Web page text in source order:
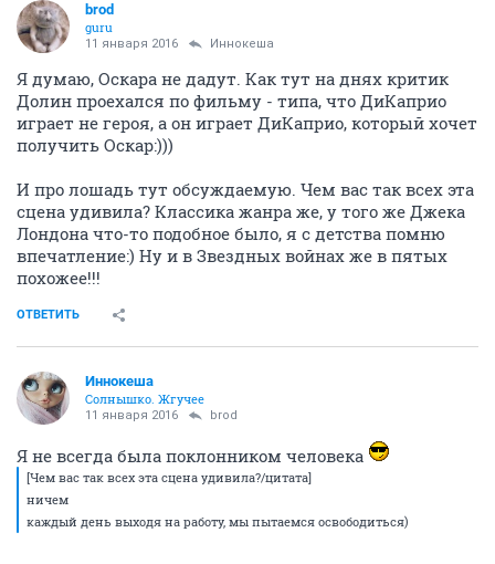
brod
guru
11 января 2016 Иннокеша
Я думаю, Оскара не дадут. Как тут на днях критик
Долин проехался по фильму - типа, что ДиКаприо
играет не героя, а он играет ДиКаприо, который хочет
получить Оскар:)))
И про лошадь тут обсуждаемую. Чем вас так всех эта
сцена удивила? Классика жанра же, у того же Джека
Лондона что-то подобное было, я с детства помню
впечатление:) Ну и в Звездных войнах же в пятых
похожее!!!
ОТВЕТИТЬ
Иннокеша
Солнышко. Жгучее
11 января 2016 brod
Я не всегда была поклонником человека
[Чем вас так всех эта сцена удивила?/цитата]
ничем
каждый день выходя на работу, мы пытаемся освободиться)